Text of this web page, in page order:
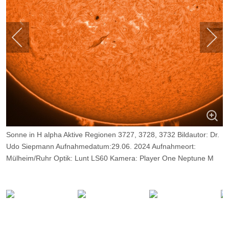
Sonne in H alpha Aktive Regionen 3727, 3728, 3732 Bildautor: Dr.
Udo Siepmann Aufnahmedatum:29.06. 2024 Aufnahmeort:
Mülheim/Ruhr Optik: Lunt LS60 Kamera: Player One Neptune M